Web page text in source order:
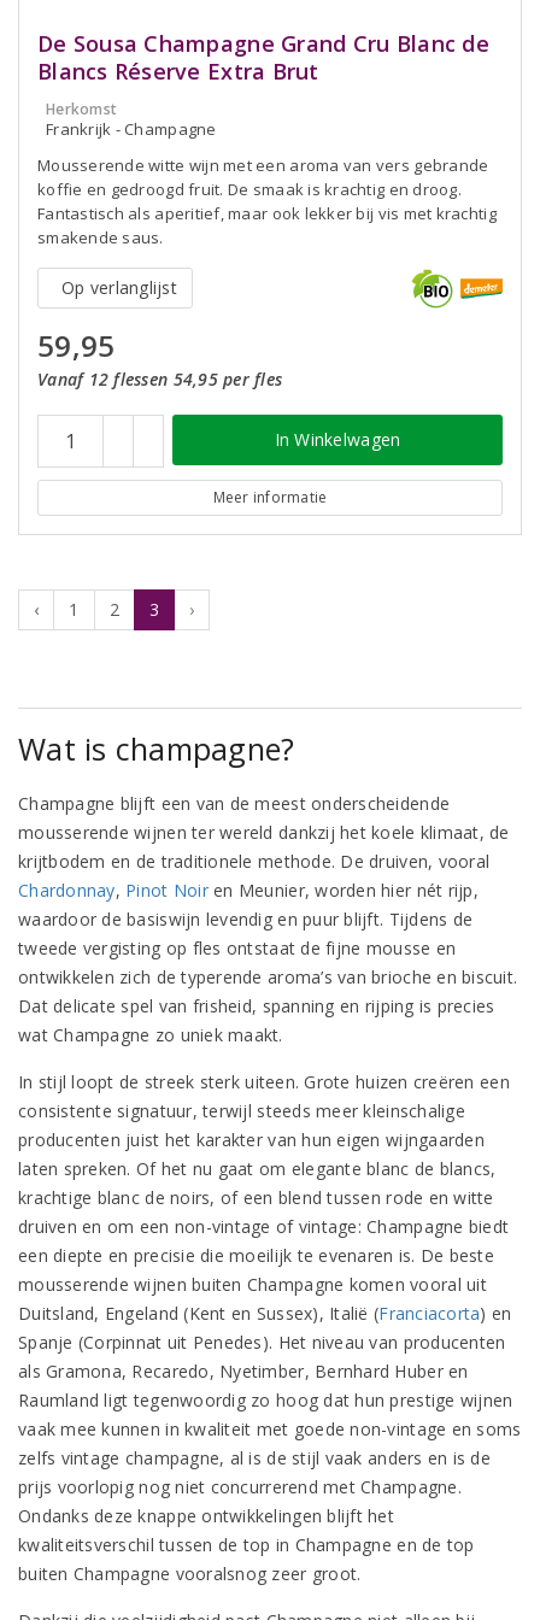
De Sousa Champagne Grand Cru Blanc de
Blancs Réserve Extra Brut
Herkomst
Frankrijk - Champagne
Mousserende witte wijn met een aroma van vers gebrande
koffie en gedroogd fruit. De smaak is krachtig en droog.
Fantastisch als aperitief, maar ook lekker bij vis met krachtig
smakende saus.
Op verlanglijst
59,95
Vanaf 12 flessen 54,95 per fles
In Winkelwagen
Meer informatie
‹ 1 2 3 ›
Wat is champagne?
Champagne blijft een van de meest onderscheidende
mousserende wijnen ter wereld dankzij het koele klimaat, de
krijtbodem en de traditionele methode. De druiven, vooral
Chardonnay, Pinot Noiren Meunier, worden hier nét rijp,
waardoor de basiswijn levendig en puur blijft. Tijdens de
tweede vergisting op fles ontstaat de fijne mousse en
ontwikkelen zich de typerende aroma’s van brioche en biscuit.
Dat delicate spel van frisheid, spanning en rijping is precies
wat Champagne zo uniek maakt.
In stijl loopt de streek sterk uiteen. Grote huizen creëren een
consistente signatuur, terwijl steeds meer kleinschalige
producenten juist het karakter van hun eigen wijngaarden
laten spreken. Of het nu gaat om elegante blanc de blancs,
krachtige blanc de noirs, of een blend tussen rode en witte
druiven en om een non-vintage of vintage: Champagne biedt
een diepte en precisie die moeilijk te evenaren is. De beste
mousserende wijnen buiten Champagne komen vooral uit
Duitsland, Engeland (Kent en Sussex), Italië (Franciacorta) en
Spanje (Corpinnat uit Penedes). Het niveau van producenten
als Gramona, Recaredo, Nyetimber, Bernhard Huber en
Raumland ligt tegenwoordig zo hoog dat hun prestige wijnen
vaak mee kunnen in kwaliteit met goede non-vintage en soms
zelfs vintage champagne, al is de stijl vaak anders en is de
prijs voorlopig nog niet concurrerend met Champagne.
Ondanks deze knappe ontwikkelingen blijft het
kwaliteitsverschil tussen de top in Champagne en de top
buiten Champagne vooralsnog zeer groot.